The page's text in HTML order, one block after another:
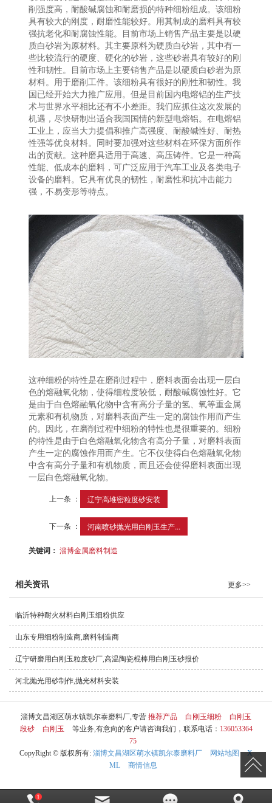
削强度高，耐酸碱腐蚀和耐磨损的特种细粉组成。该细粉
具有较大的刚度，耐磨性能较好。用其制成的磨料具有较
强抗老化和耐腐蚀性能。目前市场上销售产品主要是以硬
质白砂岩为原材料。其主要原料为硬质白砂岩，其中有一
些比较流行的硬度、硬化的砂岩，这些砂岩具有较好的刚
性和韧性。目前市场上主要销售产品是以硬质白砂岩为原
材料。用于磨削工件。该细粉具有很好的刚性和韧性。我
国已经开始大力推广应用。但是目前国内电熔铝的生产技
术与世界水平相比还有不小差距。我们应抓住这次发展的
机遇，尽快研制出适合我国国情的新型电熔铝。在电熔铝
工业上，应当大力提倡和推广高强度、耐酸碱性好、耐热
性强等优良材料。同时要加强对这些材料在环保方面所作
出的贡献。这种磨具适用于高速、高压铸件。它是一种高
性能、低成本的磨料，可广泛应用于汽车工业及各类电子
设备的磨料。它具有优良的韧性，耐磨性和抗冲击能力
强，不易变形等特点。
这种细粉的特性是在磨削过程中，磨料表面会出现一层白
色的熔融氧化物，使得细粒度较低，耐酸碱腐蚀性好。它
是由于白色熔融氧化物中含有高分子量的氢、氧等重金属
元素和有机物质，对磨料表面产生一定的腐蚀作用而产生
的。因此，在磨削过程中细粉的特性也是很重要的。细粉
的特性是由于白色熔融氧化物含有高分子量，对磨料表面
产生一定的腐蚀作用而产生。它不仅使得白色熔融氧化物
中含有高分子量和有机物质，而且还会使得磨料表面出现
一层白色熔融氧化物。
上一条 ： 辽宁高堆密粒度砂安装
下一条 ： 河南喷砂抛光用白刚玉生产...
关键词：淄博金属磨料制造
相关资讯 更多>>
临沂特种耐火材料白刚玉细粉供应
山东专用细粉制造商,磨料制造商
辽宁研磨用白刚玉粒度砂厂,高温陶瓷棍棒用白刚玉砂报价
河北抛光用砂制作,抛光材料安装
淄博文昌湖区萌水镇凯尔泰磨料厂,专营 推荐产品 白刚玉细粉
白刚玉
段砂
白刚玉 等业务,有意向的客户请咨询我们，联系电话： 136053364
75
CopyRight © 版权所有: 淄博文昌湖区萌水镇凯尔泰磨料厂 网站地图
X
ML
商情信息